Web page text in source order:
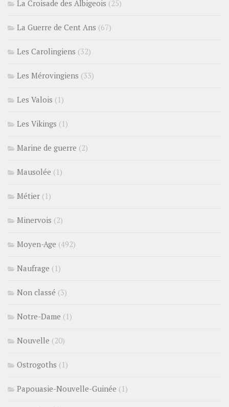
La Croisade des Albigeois (25)
La Guerre de Cent Ans (67)
Les Carolingiens (32)
Les Mérovingiens (33)
Les Valois (1)
Les Vikings (1)
Marine de guerre (2)
Mausolée (1)
Métier (1)
Minervois (2)
Moyen-Age (492)
Naufrage (1)
Non classé (3)
Notre-Dame (1)
Nouvelle (20)
Ostrogoths (1)
Papouasie-Nouvelle-Guinée (1)